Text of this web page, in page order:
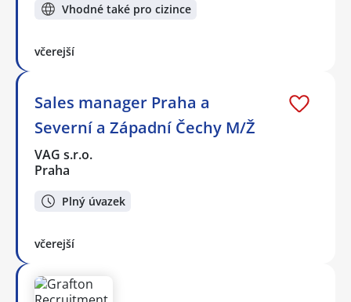
Vhodné také pro cizince
včerejší
Sales manager Praha a
Severní a Západní Čechy M/Ž
VAG s.r.o.
Praha
Plný úvazek
včerejší